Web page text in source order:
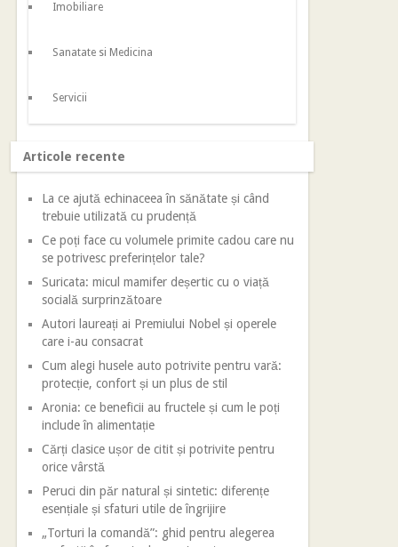
Imobiliare
Sanatate si Medicina
Servicii
Articole recente
La ce ajută echinaceea în sănătate și când
trebuie utilizată cu prudență
Ce poți face cu volumele primite cadou care nu
se potrivesc preferințelor tale?
Suricata: micul mamifer deșertic cu o viață
socială surprinzătoare
Autori laureați ai Premiului Nobel și operele
care i-au consacrat
Cum alegi husele auto potrivite pentru vară:
protecție, confort și un plus de stil
Aronia: ce beneficii au fructele și cum le poți
include în alimentație
Cărți clasice ușor de citit și potrivite pentru
orice vârstă
Peruci din păr natural și sintetic: diferențe
esențiale și sfaturi utile de îngrijire
„Torturi la comandă”: ghid pentru alegerea